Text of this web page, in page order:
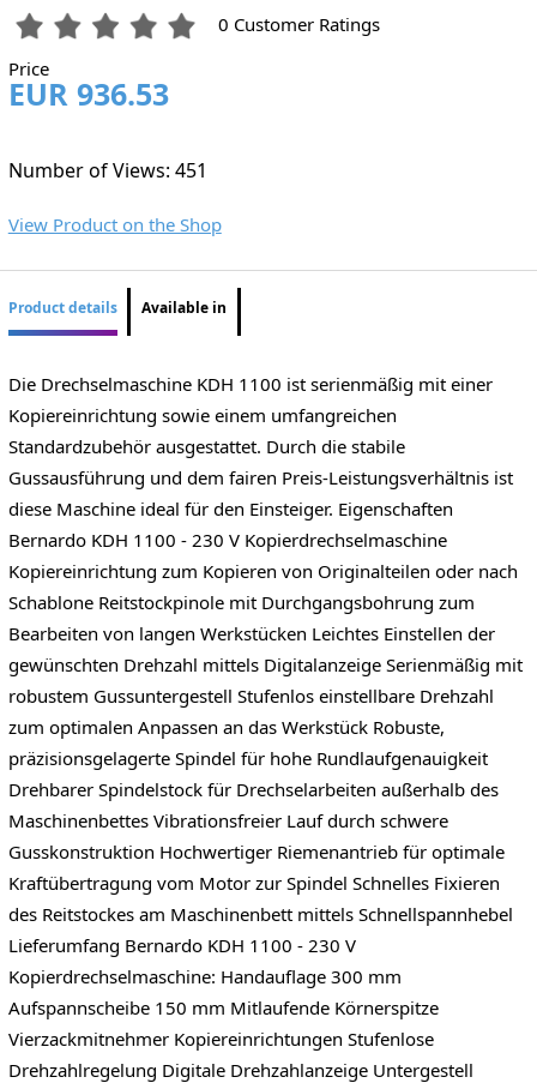
0 Customer Ratings
Price
EUR 936.53
Number of Views: 451
View Product on the Shop
Product details Available in
Die Drechselmaschine KDH 1100 ist serienmäßig mit einer
Kopiereinrichtung sowie einem umfangreichen
Standardzubehör ausgestattet. Durch die stabile
Gussausführung und dem fairen Preis-Leistungsverhältnis ist
diese Maschine ideal für den Einsteiger. Eigenschaften
Bernardo KDH 1100 - 230 V Kopierdrechselmaschine
Kopiereinrichtung zum Kopieren von Originalteilen oder nach
Schablone Reitstockpinole mit Durchgangsbohrung zum
Bearbeiten von langen Werkstücken Leichtes Einstellen der
gewünschten Drehzahl mittels Digitalanzeige Serienmäßig mit
robustem Gussuntergestell Stufenlos einstellbare Drehzahl
zum optimalen Anpassen an das Werkstück Robuste,
präzisionsgelagerte Spindel für hohe Rundlaufgenauigkeit
Drehbarer Spindelstock für Drechselarbeiten außerhalb des
Maschinenbettes Vibrationsfreier Lauf durch schwere
Gusskonstruktion Hochwertiger Riemenantrieb für optimale
Kraftübertragung vom Motor zur Spindel Schnelles Fixieren
des Reitstockes am Maschinenbett mittels Schnellspannhebel
Lieferumfang Bernardo KDH 1100 - 230 V
Kopierdrechselmaschine: Handauflage 300 mm
Aufspannscheibe 150 mm Mitlaufende Körnerspitze
Vierzackmitnehmer Kopiereinrichtungen Stufenlose
Drehzahlregelung Digitale Drehzahlanzeige Untergestell